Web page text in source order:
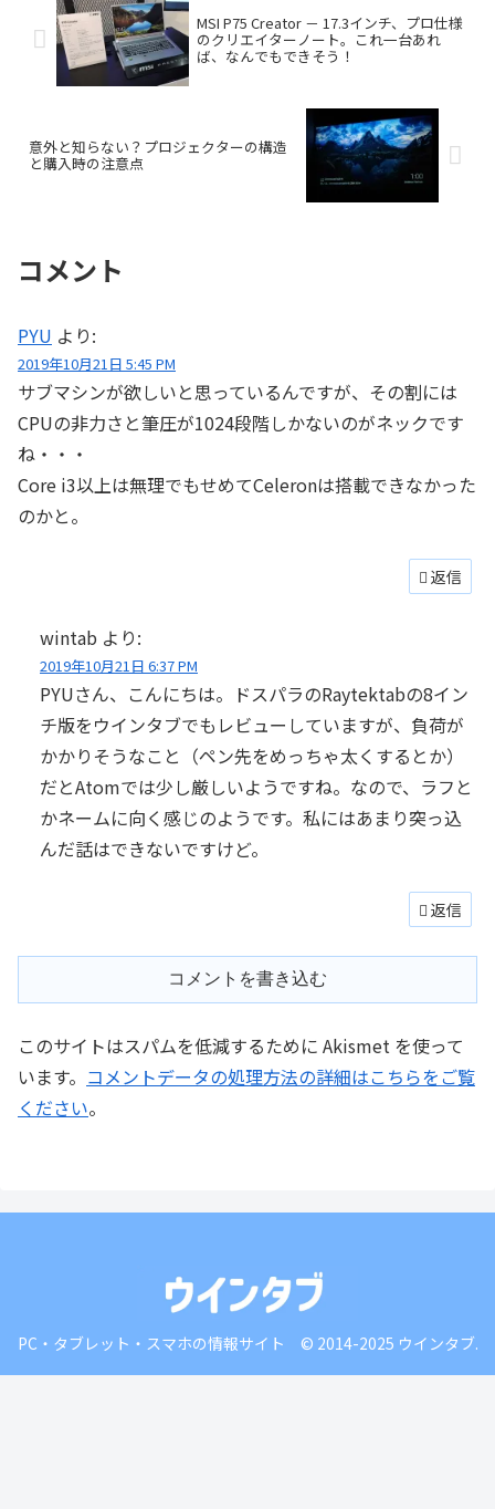
MSI P75 Creator － 17.3インチ、プロ仕様
のクリエイターノート。これ一台あれ
ば、なんでもできそう！
意外と知らない？プロジェクターの構造
と購入時の注意点
コメント
PYU より:
2019年10月21日 5:45 PM
サブマシンが欲しいと思っているんですが、その割には
CPUの非力さと筆圧が1024段階しかないのがネックです
ね・・・
Core i3以上は無理でもせめてCeleronは搭載できなかった
のかと。
返信
wintab より:
2019年10月21日 6:37 PM
PYUさん、こんにちは。ドスパラのRaytektabの8イン
チ版をウインタブでもレビューしていますが、負荷が
かかりそうなこと（ペン先をめっちゃ太くするとか）
だとAtomでは少し厳しいようですね。なので、ラフと
かネームに向く感じのようです。私にはあまり突っ込
んだ話はできないですけど。
返信
コメントを書き込む
このサイトはスパムを低減するために Akismet を使って
います。 コメントデータの処理方法の詳細はこちらをご覧
ください。
PC・タブレット・スマホの情報サイト © 2014-2025 ウインタブ.